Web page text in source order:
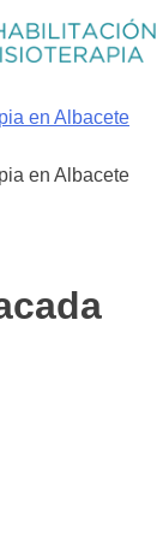
en Albacete
en Albacete